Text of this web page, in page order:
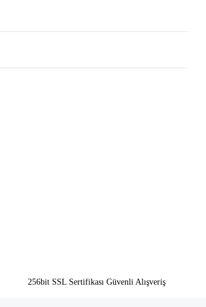
256bit SSL Sertifikası Güvenli Alışveriş